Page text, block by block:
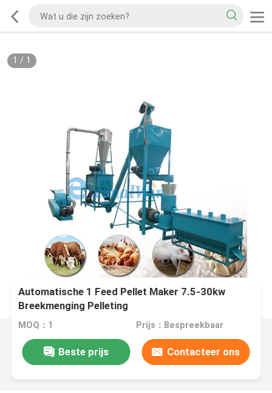
1 / 1
Automatische 1 Feed Pellet Maker 7.5-30kw
Breekmenging Pelleting
MOQ：1 Prijs：Bespreekbaar
Beste prijs Contacteer ons